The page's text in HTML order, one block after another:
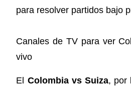
para resolver partidos bajo
Canales de TV para ver
vivo
El Colombia vs Suiza, por